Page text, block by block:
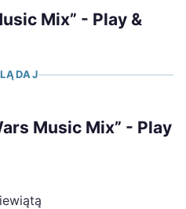
Mix” - Play &
Music Mix” - Play